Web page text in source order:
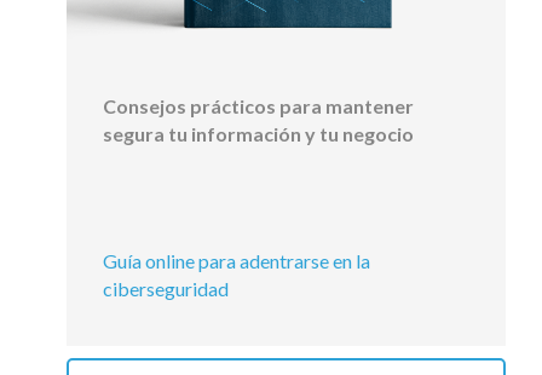
Consejos prácticos para mantener
segura tu información y tu negocio
Guía online para adentrarse en la
ciberseguridad